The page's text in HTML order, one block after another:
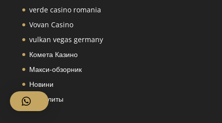
verde casino romania
Vovan Casino
vulkan vegas germany
Комета Казино
Макси-обзорник
Новини
сателлиты